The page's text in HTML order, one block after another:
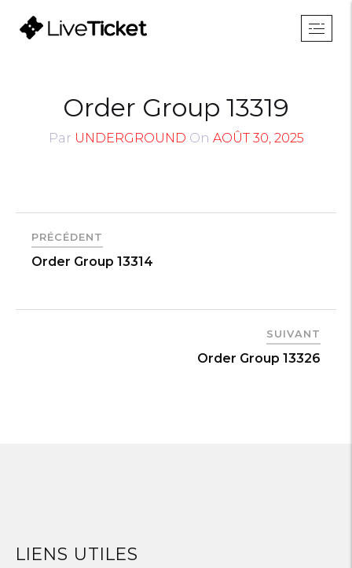
Order Group 13319
Par UNDERGROUND On AOÛT 30, 2025
PRÉCÉDENT
Order Group 13314
SUIVANT
Order Group 13326
LIENS UTILES